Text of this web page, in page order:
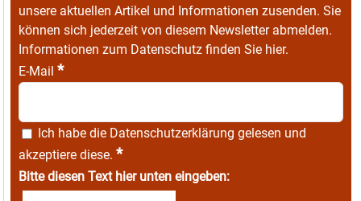
unsere aktuellen Artikel und Informationen zusenden. Sie
können sich jederzeit von diesem Newsletter abmelden.
Informationen zum Datenschutz finden Sie hier.
E-Mail *
Ich habe die Datenschutzerklärung gelesen und
akzeptiere diese. *
Bitte diesen Text hier unten eingeben: